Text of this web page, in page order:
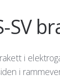
SV
i
i